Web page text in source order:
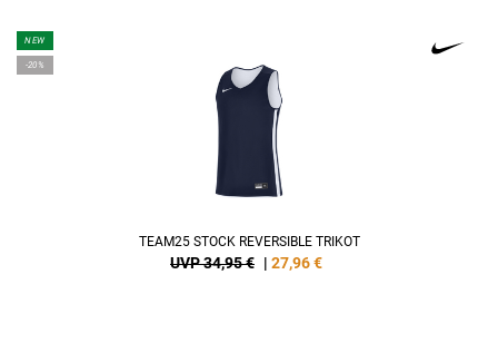
NEW
-20%
TEAM25 STOCK REVERSIBLE TRIKOT
UVP 34,95 € | 27,96€